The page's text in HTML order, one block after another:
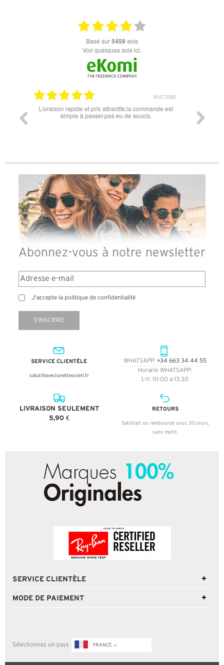
basé sur5459 avis
Voir quelques avis ici.
06.07.2026
Super lunette merci pour les lunettes pour l'éclipse
Abonnez-vous à notre newsletter
J'accepte la politique de confidentialité
S'INSCRIRE
SERVICE CLIENTÈLE
salut@aveclunettesoleil.fr
WHATSAPP: +34 663 34 44 55
Horario WHATSAPP:
L-V: 10:00 a 13:30
LIVRAISON SEULEMENT
5,90 €
RETOURS
Satisfait ou remboursé sous 30 jours,
sans motif.
SERVICE CLIENTÈLE
MODE DE PAIEMENT
Sélectionnez un pays FRANCE